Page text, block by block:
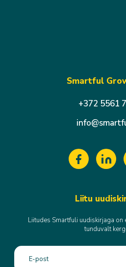
Smartful
+372 5561
Liitu
Liitudes Smartfuli uudiskirjaga on
tunduvalt